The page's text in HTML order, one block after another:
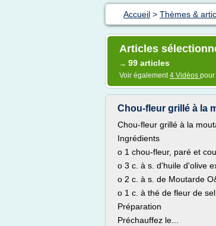
Accueil > Thèmes &
Articles
→ 99 articles
Voir également4 Vidéos pour
Chou-fleur grillé à la
Chou-fleur grillé à la
Ingrédients
o 1 chou-fleur, paré et
o 3 c. à s. d'huile d'olive
o 2 c. à s. de Moutarde
o 1 c. à thé de fleur de sel
Préparation
Préchauffez le...